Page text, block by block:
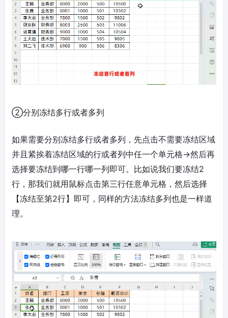
②分别冻结多行或者多列
如果需要分别冻结多行或者多列，先点击不需要冻结区域
并且紧挨着冻结区域的行或者列中任一个单元格→然后再
选择要冻结到哪一行哪一列即可。比如说我们要冻结2
行，那我们就用鼠标点击第三行任意单元格，然后选择
【冻结至第2行】即可，同样的方法冻结多列也是一样道
理。